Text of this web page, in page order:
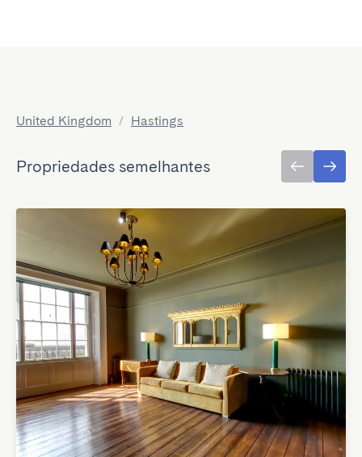
United Kingdom / Hastings
Propriedades semelhantes